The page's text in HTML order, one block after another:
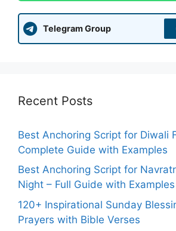
Telegram Group
Recent Posts
Best Anchoring Script for Diwali
Complete Guide with Examples
Best Anchoring Script for
Night – Full Guide with Examples
120+ Inspirational Sunday
Prayers with Bible Verses